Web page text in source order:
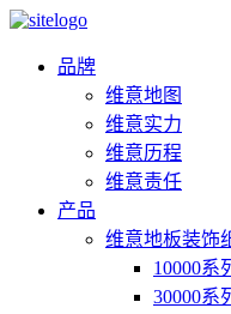
品牌
维意地图
维意实力
维意历程
维意责任
产品
维意地板装饰
10000系
30000系